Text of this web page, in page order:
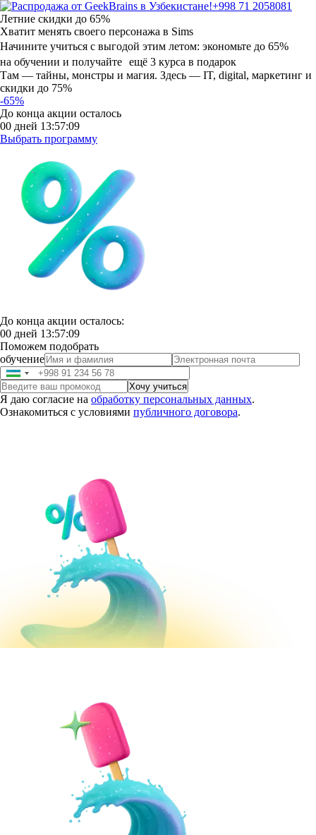
+998 71 2058081
Летние скидки до 65%
Хватит менять своего персонажа в Sims
Начините учиться с выгодой этим летом: экономьте до 65%
на обучении и получайте ещё 3 курса в подарок
Там — тайны, монстры и магия. Здесь — IT, digital, маркетинг и
скидки до 75%
-65%
До конца акции осталось
00 дней 13:57:08
Выбрать программу
До конца акции осталось:
00 дней 13:57:08
Поможем подобрать
обучение
Я даю согласие на обработку персональных данных.
Ознакомиться с условиями публичного договора.